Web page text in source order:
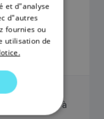
jusqu'à
ITALIAN
SWEDISH
GERMAN
DUTCH
SPANISH
et d"analyse
d"autres
fournies ou
utilisation de